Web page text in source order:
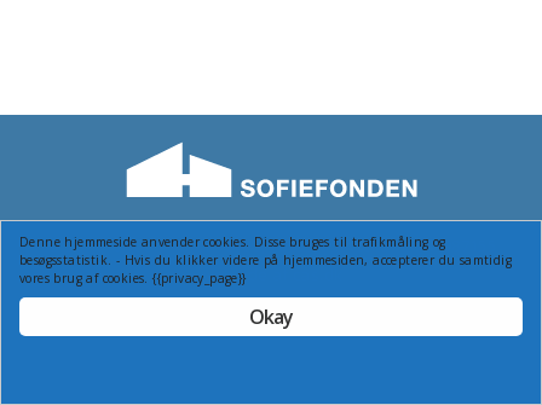
© Sofiefonden - Granvej 53, 2880 Bagsværd Tlf.: 44987155
Webside af cas.dk
Denne hjemmeside anvender cookies. Disse bruges til trafikmåling og
besøgsstatistik. - Hvis du klikker videre på hjemmesiden, accepterer du samtidig
vores brug af cookies. {{privacy_page}}
Okay